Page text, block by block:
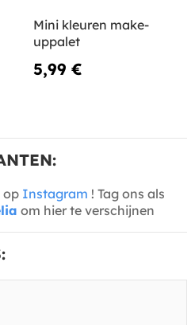
Mini kleuren make-
uppalet
5,99 €
op Instagram ! Tag ons als
om hier te verschijnen